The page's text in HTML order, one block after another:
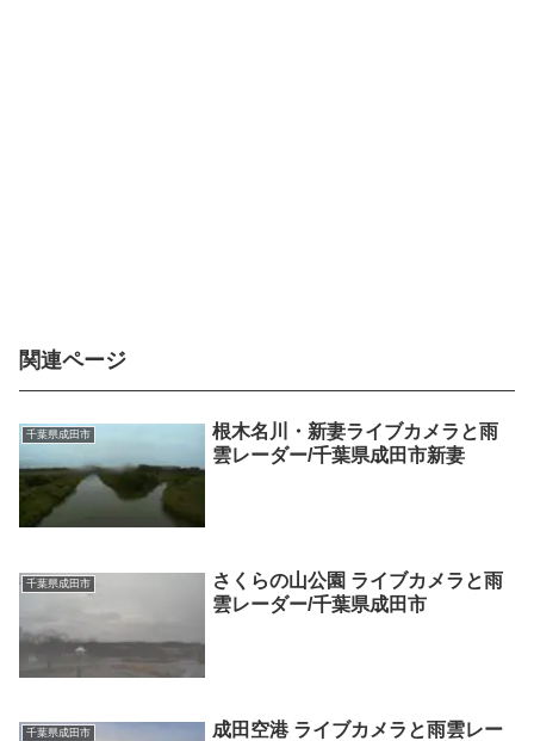
関連ページ
千葉県成田市
根木名川・新妻ライブカメラと雨
雲レーダー/千葉県成田市新妻
千葉県成田市
さくらの山公園 ライブカメラと雨
雲レーダー/千葉県成田市
千葉県成田市
成田空港 ライブカメラと雨雲レー